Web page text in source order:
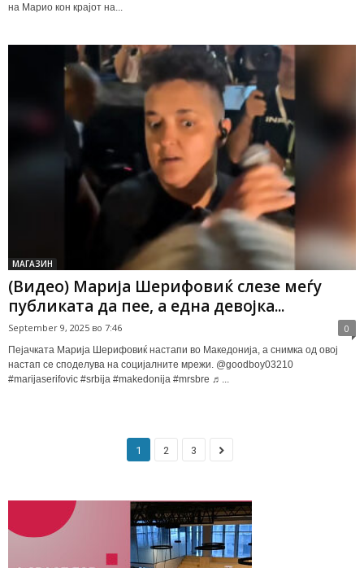
на Марио кон крајот на...
МАГАЗИН
(Видео) Марија Шерифовиќ слезе меѓу
публиката да пее, а една девојка...
September 9, 2025 во 7:46 0
Пејачката Марија Шерифовиќ настапи во Македонија, а снимка од овој
настап се споделува на социјалните мрежи. @goodboy03210
#marijaserifovic #srbija #makedonija #mrsbre ♬...
1 2 3